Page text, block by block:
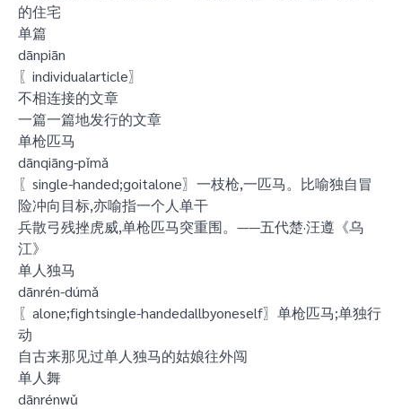
的住宅
单篇
dānpiān
〖individualarticle〗
不相连接的文章
一篇一篇地发行的文章
单枪匹马
dānqiāng-pǐmǎ
〖single-handed;goitalone〗一枝枪,一匹马。比喻独自冒
险冲向目标,亦喻指一个人单干
兵散弓残挫虎威,单枪匹马突重围。——五代楚·汪遵《乌
江》
单人独马
dānrén-dúmǎ
〖alone;fightsingle-handedallbyoneself〗单枪匹马;单独行
动
自古来那见过单人独马的姑娘往外闯
单人舞
dānrénwǔ